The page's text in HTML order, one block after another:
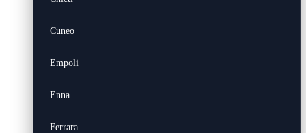
Cuneo
Empoli
Enna
Ferrara